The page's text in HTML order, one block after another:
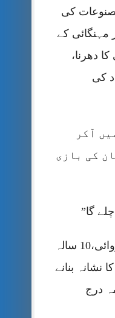
کی
مہنگائی کے
دھرنا،
کی
آکر
کی بازی
گا”
جہلم پولیس کی کارروائی،10 سالہ
نشانہ بنانے
درج